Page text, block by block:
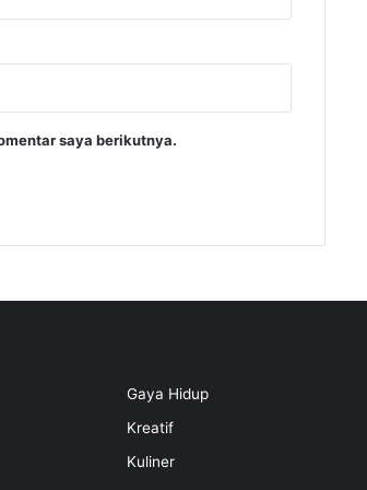
saya berikutnya.
Gaya Hidup
Kreatif
Kuliner